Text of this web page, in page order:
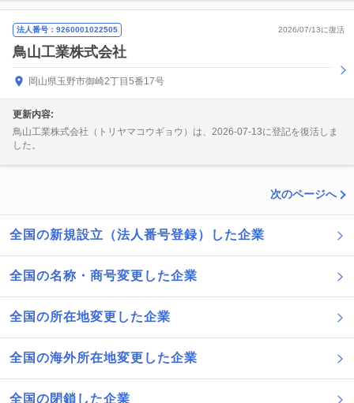
法人番号：9260001022505 2026/07/13に復活
鳥山工業株式会社
岡山県玉野市御崎2丁目5番17号
更新内容:
鳥山工業株式会社（トリヤマコウギョウ）は、2026-07-13に登記を復活しま
した。
次のページへ
全国の新規設立（法人番号登録）した企業
全国の名称・商号変更した企業
全国の所在地変更した企業
全国の海外所在地変更した企業
全国の閉鎖した企業